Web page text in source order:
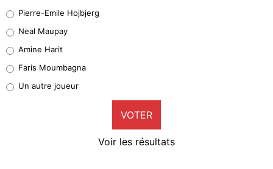
5%
1%
9%
Pierre-Emile Hojbjerg
Neal Maupay
Amine Harit
Faris Moumbagna
Un autre joueur
VOTER
Voir les résultats